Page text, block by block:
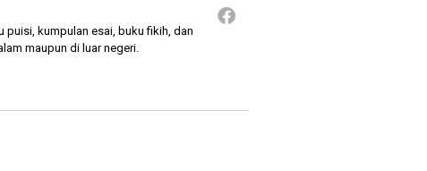
puisi, kumpulan esai, buku fikih, dan
maupun di luar negeri.